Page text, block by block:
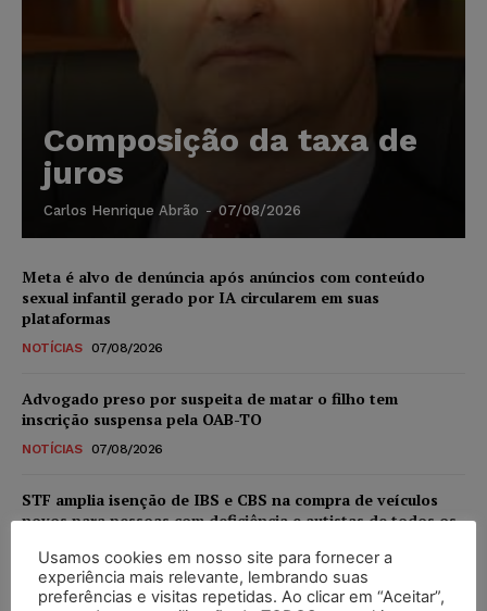
Composição da taxa de
juros
Carlos Henrique Abrão - 07/08/2026
Meta é alvo de denúncia após anúncios com conteúdo
sexual infantil gerado por IA circularem em suas
plataformas
NOTÍCIAS 07/08/2026
Advogado preso por suspeita de matar o filho tem
inscrição suspensa pela OAB-TO
NOTÍCIAS 07/08/2026
STF amplia isenção de IBS e CBS na compra de veículos
novos para pessoas com deficiência e autistas de todos os
DIREITO TRIBUTÁRIO 07/08/2026
Usamos cookies em nosso site para fornecer a
experiência mais relevante, lembrando suas
preferências e visitas repetidas. Ao clicar em “Aceitar”,